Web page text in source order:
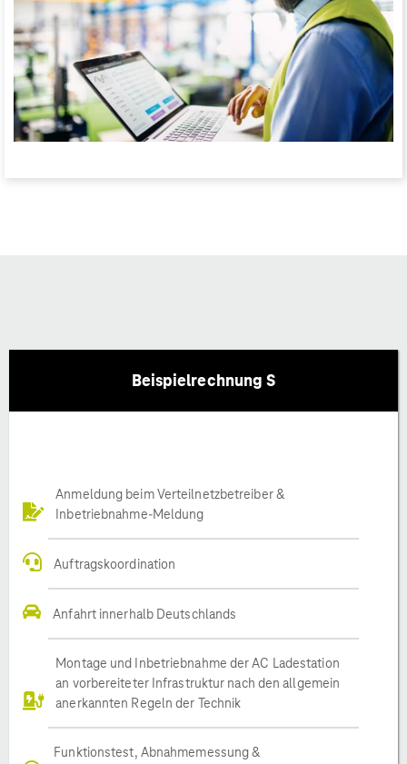
Beispielrechnung S
Anmeldung beim Verteilnetzbetreiber &
Inbetriebnahme-Meldung
Auftragskoordination
Anfahrt innerhalb Deutschlands
Montage und Inbetriebnahme der AC Ladestation
an vorbereiteter Infrastruktur nach den allgemein
anerkannten Regeln der Technik
Funktionstest, Abnahmemessung &